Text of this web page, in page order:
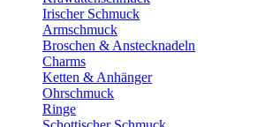
Irischer Schmuck
Armschmuck
Broschen & Anstecknadeln
Charms
Ketten & Anhänger
Ohrschmuck
Ringe